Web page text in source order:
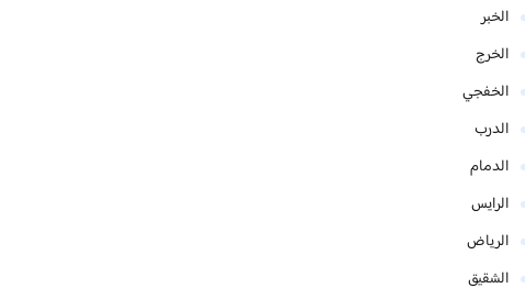
الخبر
الخرج
الخفجي
الدرب
الدمام
الرايس
الرياض
الشقيق